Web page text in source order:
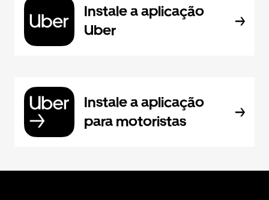
Instale a aplicação
Uber
Instale a aplicação
para motoristas